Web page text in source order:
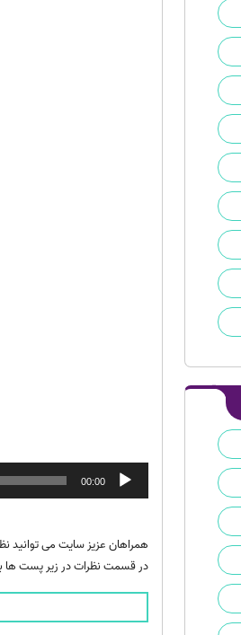
پخش‌کننده
صوت
00:00
همراهان عزیز سایت می توانید
در قسمت نظرات در زیر پست ها